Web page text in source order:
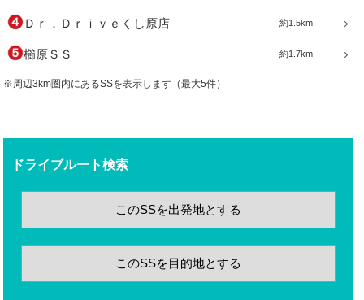
約1.5km
Ｄｒ．Ｄｒｉｖｅくし原店
約1.7km
櫛原ＳＳ
※周辺3km圏内にあるSSを表示します（最大5件）
ドライブルート検索
このSSを出発地とする
このSSを目的地とする